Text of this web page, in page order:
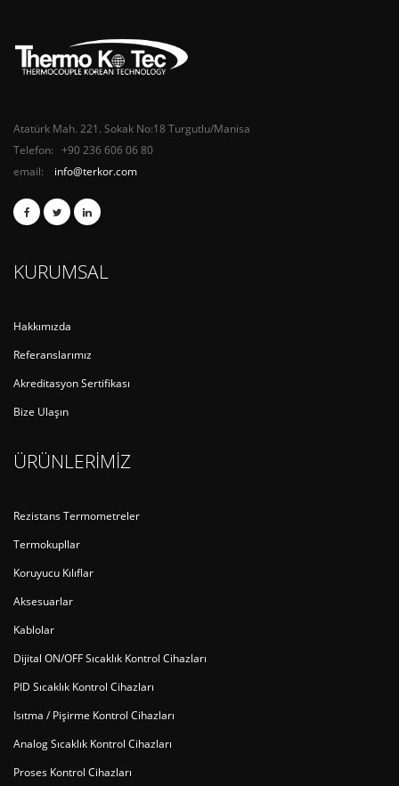
Atatürk Mah. 221. Sokak No:18 Turgutlu/Manisa
Telefon: +90 236 606 06 80
email: info@terkor.com
KURUMSAL
Hakkımızda
Referanslarımız
Akreditasyon Sertifikası
Bize Ulaşın
ÜRÜNLERİMİZ
Rezistans Termometreler
Termokupllar
Koruyucu Kılıflar
Aksesuarlar
Kablolar
Dijital ON/OFF Sıcaklık Kontrol Cihazları
PID Sıcaklık Kontrol Cihazları
Isıtma / Pişirme Kontrol Cihazları
Analog Sıcaklık Kontrol Cihazları
Proses Kontrol Cihazları